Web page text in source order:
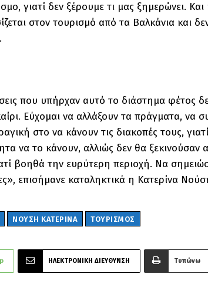
γιατί δεν ξέρουμε τι μας ξημερώνει.
στον τουρισμό από τα Βαλκάνια και
που υπήρχαν αυτό το διάστημα φέτος
Εύχομαι να αλλάξουν τα πράγματα, να
στο να κάνουν τις διακοπές τους,
να το κάνουν, αλλιώς δεν θα
βοηθά την ευρύτερη περιοχή. Να
επισήμανε καταληκτικά η Κατερίνα
ΝΟΥΣΗ ΚΑΤΕΡΙΝΑ ΤΟΥΡΙΣΜΟΣ
ΗΛΕΚΤΡΟΝΙΚΗ ΔΙΕΥΘΥΝΣΗ Τυπώνω